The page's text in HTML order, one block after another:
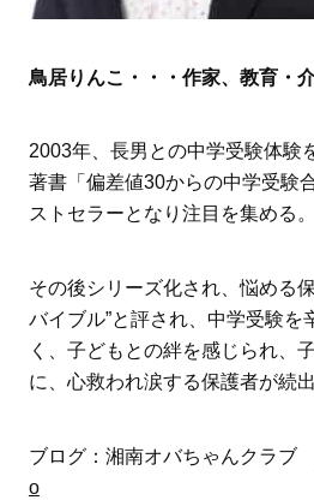
鳥居りんこ・・・作家、教育・
2003年、長男との中学受験体験
著書「偏差値30からの中学受験
ストセラーとなり注目を集める。
その後シリーズ化され、悩める
バイブル”と評され、中学受験を
く、子どもとの絆を感じられ、
に、心救われ涙する保護者が続
ブログ：湘南オバちゃんクラブ
o